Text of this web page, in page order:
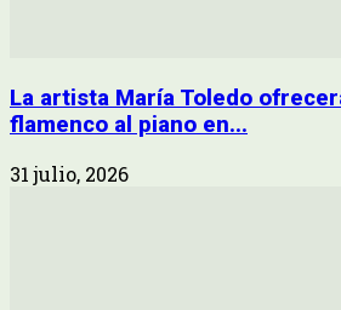
La artista María Toledo
flamenco al piano en...
31 julio, 2026